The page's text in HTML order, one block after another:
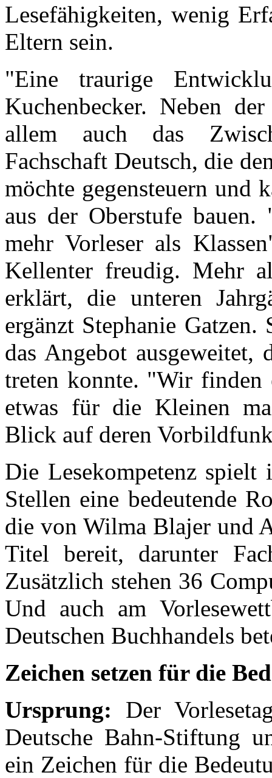
Lesefähigkeiten, wenig
Eltern sein.
"Eine traurige
Kuchenbecker. Neben
allem auch das
Fachschaft Deutsch, die
möchte gegensteuern und
aus der Oberstufe
mehr Vorleser als
Kellenter freudig. Mehr
erklärt, die unteren
ergänzt Stephanie
das Angebot
treten konnte. "Wir finden
etwas für die Kleinen
Blick auf deren
Die Lesekompetenz spielt
Stellen eine bedeutende
die von Wilma Blajer und
Titel bereit, darunter
Zusätzlich stehen 36
Und auch am
Deutschen Buchhandels
Zeichen setzen für die
Ursprung: Der
Deutsche Bahn-Stiftung
ein Zeichen für die